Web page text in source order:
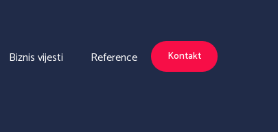
Biznis vijesti Reference Kontakt